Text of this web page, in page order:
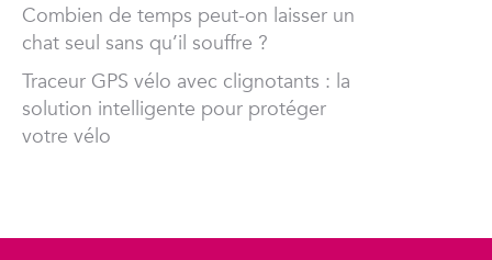
Combien de temps peut-on laisser un
chat seul sans qu’il souffre ?
Traceur GPS vélo avec clignotants : la
solution intelligente pour protéger
votre vélo